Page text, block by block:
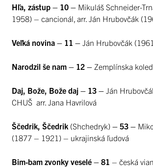
Hľa, zástup – 10 – Mikuláš Schneider-
1958) – cancionál, arr. Ján Hrubovčák
Veľká novina – 11 – Ján Hrubovčák
Narodzil še nam – 12 – Zemplínska
Daj, Bože, Bože daj – 13 – Ján
CHUŠ arr. Jana Havrilová
Ščedrik, Ščedrik (Shchedryk) – 53 –
(1877 – 1921) – ukrajinská ľudová
Bim-bam zvonky veselé – 81 – česká